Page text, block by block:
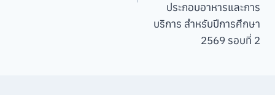
ประกอบอาหารและการ
บริการ สำหรับปีการศึกษา
2569 รอบที่ 2